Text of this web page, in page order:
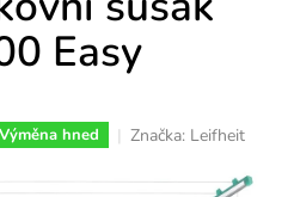
Easy
Výměna hned Značka: Leifheit